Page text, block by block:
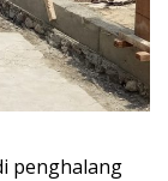
penghalang